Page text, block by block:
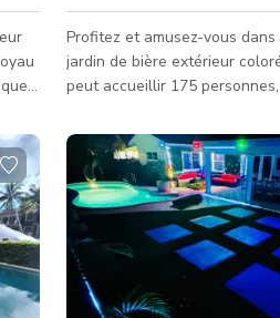
pour
Profitez et amusez-vous
jardin de bière extérieur
peut accueillir 175
rassemblements. Il possède
colorés et des sols en
excellent décor pour les
production. Le jardin de
équipé de tables et chaises
que de tables en tonneau.
vérifier la disponibilité de
l'hôte.